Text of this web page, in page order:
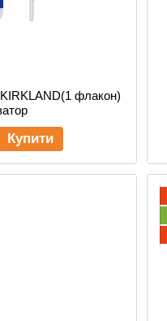
флакон)
Купити